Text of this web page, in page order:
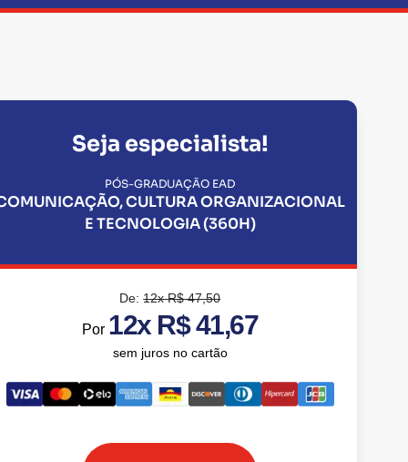
Seja especialista!
PÓS-GRADUAÇÃO EAD
CULTURA ORGANIZACIONAL
E TECNOLOGIA (360H)
De:12x R$ 47,50
Por 12x R$ 41,67
sem juros no cartão